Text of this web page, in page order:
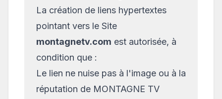
La création de liens hypertextes
pointant vers le Site
montagnetv.com est autorisée, à
condition que :
Le lien ne nuise pas à l'image ou à la
réputation de MONTAGNE TV